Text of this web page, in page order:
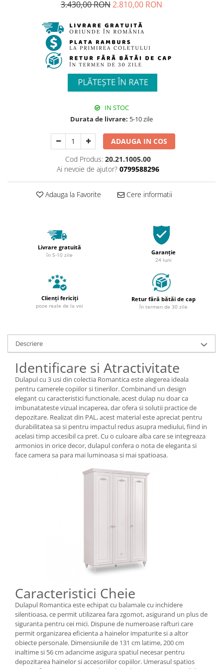
3.430,00 RON2.810,00 RON
IN STOC
Durata de livrare: 5-10 zile
ADAUGA IN COS
Cod Produs: 20.21.1005.00
Ai nevoie de ajutor? 0799588296
Adauga la Favorite Cere informatii
Livrare gratuită
în 5-10 zile Garanție
24 luni
Clienți fericiți
poze reale de la voi
Retur fără bătăi de cap
în termen de 30 zile
Descriere
Identificare si Atractivitate
Dulapul cu 3 usi din colectia Romantica este alegerea ideala
pentru camerele copiilor si tinerilor. Combinand un design
elegant cu caracteristici functionale, acest dulap nu doar ca
imbunatateste vizual incaperea, dar ofera si solutii practice de
depozitare. Realizat din PAL, acest material este apreciat pentru
durabilitatea sa si pentru impactul redus asupra mediului, fiind in
acelasi timp accesibil ca pret. Cu o culoare alba care se integreaza
armonios in orice decor, dulapul confera o nota de eleganta si
face camera sa para mai luminoasa si mai spatioasa.
Caracteristici Cheie
Dulapul Romantica este echipat cu balamale cu inchidere
silentioasa, ce permit utilizarea fara zgomot, asigurand un plus de
siguranta pentru cei mici. Dispune de numeroase rafturi care
permit organizarea eficienta a hainelor impaturite si a altor
obiecte personale. Dimensiunile de 131 cm latime, 200 cm
inaltime si 56 cm adancime asigura spatiul necesar pentru
depozitarea hainelor si accesoriilor copiilor. Umerasul spatios